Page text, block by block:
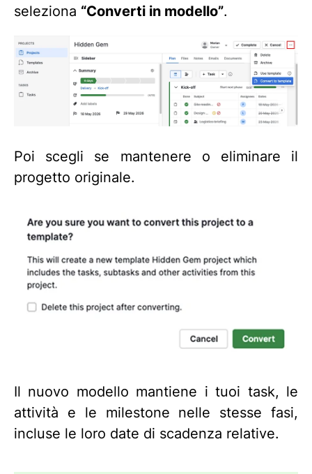
seleziona “Converti in modello”.
Poi scegli se mantenere o eliminare il
progetto originale.
Il nuovo modello mantiene i tuoi task, le
attività e le milestone nelle stesse fasi,
incluse le loro date di scadenza relative.